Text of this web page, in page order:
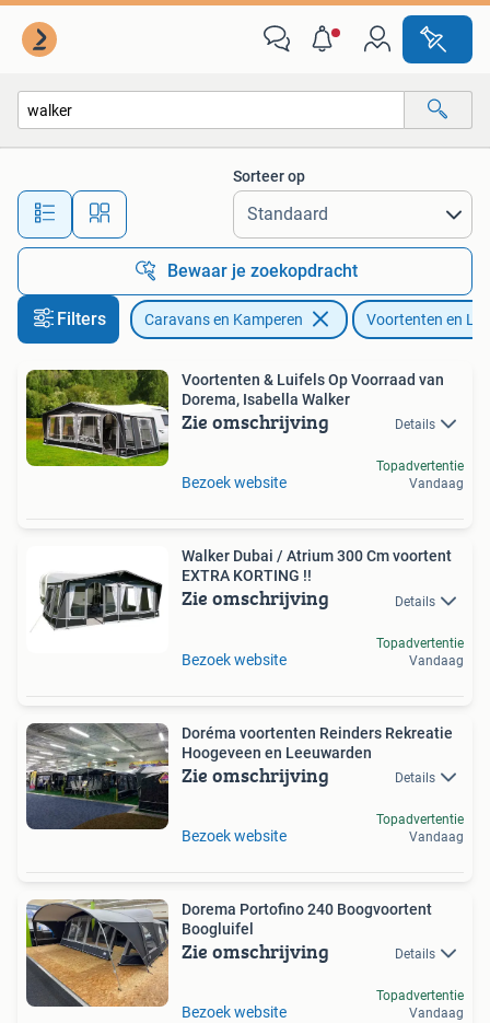
Alle afstanden…
Sorteer op
Bewaar je zoekopdracht
Filters Caravans en Kamperen Voortenten en
Voortenten & Luifels Op Voorraad van
Dorema, Isabella Walker
Zie omschrijving Details
Bezoek website
Topadvertentie
Vandaag
Walker Dubai / Atrium 300 Cm voortent
EXTRA KORTING !!
Zie omschrijving Details
Bezoek website
Topadvertentie
Vandaag
Doréma voortenten Reinders Rekreatie
Hoogeveen en Leeuwarden
Zie omschrijving Details
Bezoek website
Topadvertentie
Vandaag
Dorema Portofino 240 Boogvoortent
Boogluifel
Zie omschrijving Details
Bezoek website
Topadvertentie
Vandaag